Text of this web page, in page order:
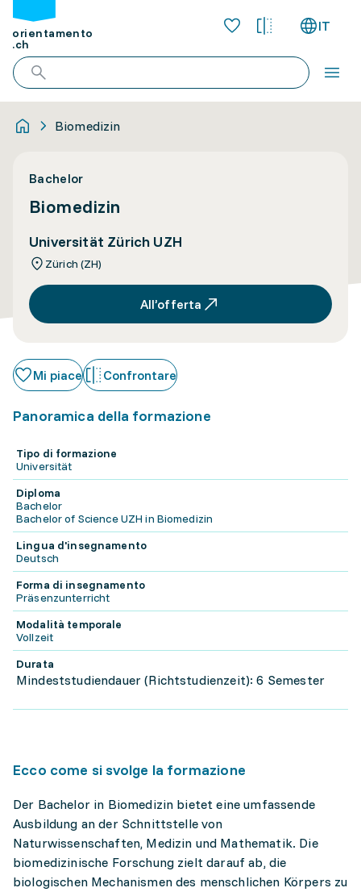
orientamento
.ch
IT
Biomedizin
Bachelor
Biomedizin
Universität Zürich UZH
Zürich (ZH)
All’offerta
Mi piace Confrontare
Panoramica della formazione
Tipo di formazione
Universität
Diploma
Bachelor
Bachelor of Science UZH in Biomedizin
Lingua d'insegnamento
Deutsch
Forma di insegnamento
Präsenzunterricht
Modalità temporale
Vollzeit
Durata
Mindeststudiendauer (Richtstudienzeit): 6 Semester
Ecco come si svolge la formazione
Der Bachelor in Biomedizin bietet eine umfassende
Ausbildung an der Schnittstelle von
Naturwissenschaften, Medizin und Mathematik. Die
biomedizinische Forschung zielt darauf ab, die
biologischen Mechanismen des menschlichen Körpers zu